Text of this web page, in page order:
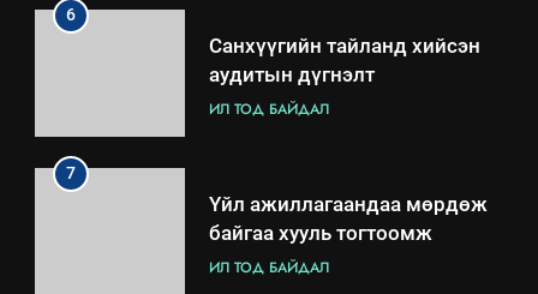
7
Үйл ажиллагаандаа мөрдөж
байгаа хууль тогтоомж
ИЛ ТОД БАЙДАЛ
8
Мэдээлэл хариуцагчийн
явуулж байгаа үйл ажиллагаа,
үйлдвэрлэл, үйлчилгээ,
ИЛ ТОД БАЙДАЛ